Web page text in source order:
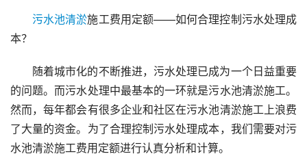
污水池清淤施工费用定额——如何合理控制污水处理成
本？
随着城市化的不断推进，污水处理已成为一个日益重要
的问题。而污水处理中最基本的一环就是污水池清淤施工。
然而，每年都会有很多企业和社区在污水池清淤施工上浪费
了大量的资金。为了合理控制污水处理成本，我们需要对污
水池清淤施工费用定额进行认真分析和计算。